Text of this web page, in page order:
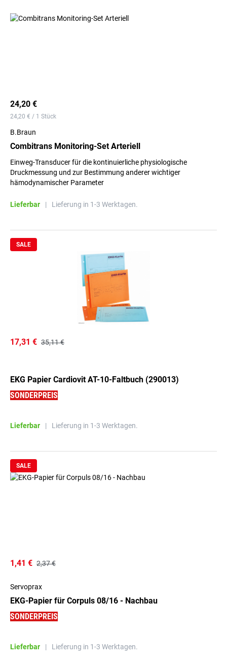
24,20 €
24,20 € / 1 Stück
B.Braun
Combitrans Monitoring-Set Arteriell
Einweg-Transducer für die kontinuierliche physiologische
Druckmessung und zur Bestimmung anderer wichtiger
hämodynamischer Parameter
Lieferbar | Lieferung in 1-3 Werktagen.
SALE
17,31 € 35,11 €
EKG Papier Cardiovit AT-10-Faltbuch (290013)
SONDERPREIS
Lieferbar | Lieferung in 1-3 Werktagen.
SALE
1,41 € 2,37 €
Servoprax
EKG-Papier für Corpuls 08/16 - Nachbau
SONDERPREIS
Lieferbar | Lieferung in 1-3 Werktagen.